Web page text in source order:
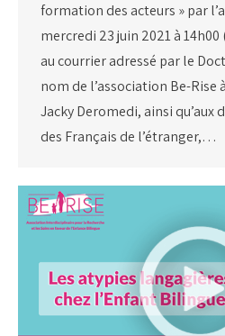
formation des acteurs » par
mercredi 23 juin 2021 à
au courrier adressé par le
nom de l’association Be-Rise
Jacky Deromedi, ainsi qu’aux
des Français de l’étranger,…